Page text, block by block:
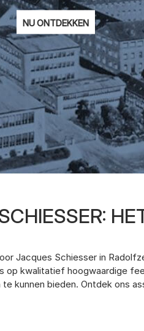
NU ONTDEKKEN
Jacques Schiesser in
op kwalitatief hoogwaardige
kunnen bieden. Ontdek ons